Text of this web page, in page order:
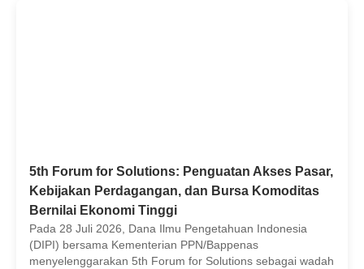
5th Forum for Solutions: Penguatan Akses Pasar,
Kebijakan Perdagangan, dan Bursa Komoditas
Bernilai Ekonomi Tinggi
Pada 28 Juli 2026, Dana Ilmu Pengetahuan Indonesia
(DIPI) bersama Kementerian PPN/Bappenas
menyelenggarakan 5th Forum for Solutions sebagai wadah